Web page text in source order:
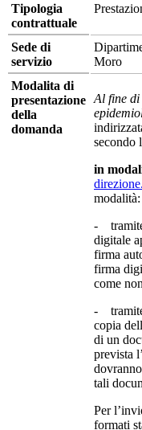
Tipologia
contrattuale
Sede di
servizio
Moro
Modalita di
presentazione
della
domanda
Al fine di
secondo
in
modalità:
- tramite
digitale
firma
firma
come
- tramite
copia
di un
prevista
tali
Per
formati